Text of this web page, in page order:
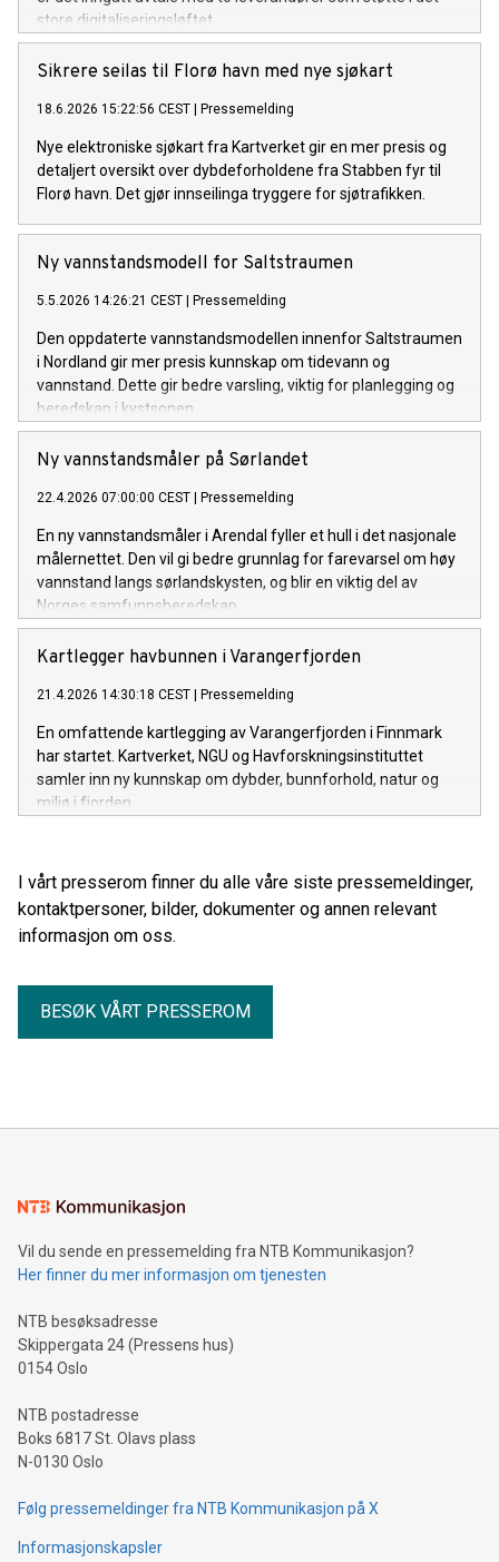
store digitaliseringsløftet.
Sikrere seilas til Florø havn med nye sjøkart
18.6.2026 15:22:56 CEST | Pressemelding
Nye elektroniske sjøkart fra Kartverket gir en mer presis og
detaljert oversikt over dybdeforholdene fra Stabben fyr til
Florø havn. Det gjør innseilinga tryggere for sjøtrafikken.
Ny vannstandsmodell for Saltstraumen
5.5.2026 14:26:21 CEST | Pressemelding
Den oppdaterte vannstandsmodellen innenfor Saltstraumen
i Nordland gir mer presis kunnskap om tidevann og
vannstand. Dette gir bedre varsling, viktig for planlegging og
beredskap i kystsonen.
Ny vannstandsmåler på Sørlandet
22.4.2026 07:00:00 CEST | Pressemelding
En ny vannstandsmåler i Arendal fyller et hull i det nasjonale
målernettet. Den vil gi bedre grunnlag for farevarsel om høy
vannstand langs sørlandskysten, og blir en viktig del av
Norges samfunnsberedskap.
Kartlegger havbunnen i Varangerfjorden
21.4.2026 14:30:18 CEST | Pressemelding
En omfattende kartlegging av Varangerfjorden i Finnmark
har startet. Kartverket, NGU og Havforskningsinstituttet
samler inn ny kunnskap om dybder, bunnforhold, natur og
miljø i fjorden.
I vårt presserom finner du alle våre siste pressemeldinger,
kontaktpersoner, bilder, dokumenter og annen relevant
informasjon om oss.
BESØK VÅRT PRESSEROM
Vil du sende en pressemelding fra NTB Kommunikasjon?
Her finner du mer informasjon om tjenesten
NTB besøksadresse
Skippergata 24 (Pressens hus)
0154 Oslo
NTB postadresse
Boks 6817 St. Olavs plass
N-0130 Oslo
Følg pressemeldinger fra NTB Kommunikasjon på X
Informasjonskapsler